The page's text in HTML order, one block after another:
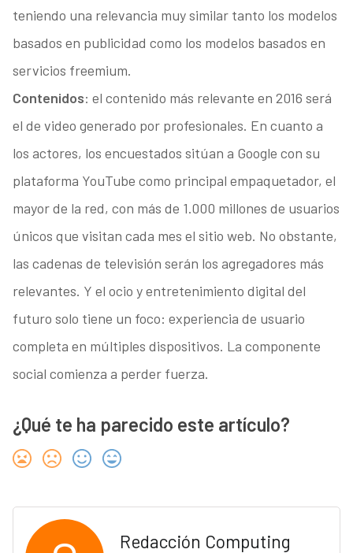
teniendo una relevancia muy similar tanto los modelos
basados en publicidad como los modelos basados en
servicios freemium.
Contenidos: el contenido más relevante en 2016 será
el de video generado por profesionales. En cuanto a
los actores, los encuestados sitúan a Google con su
plataforma YouTube como principal empaquetador, el
mayor de la red, con más de 1.000 millones de usuarios
únicos que visitan cada mes el sitio web. No obstante,
las cadenas de televisión serán los agregadores más
relevantes. Y el ocio y entretenimiento digital del
futuro solo tiene un foco: experiencia de usuario
completa en múltiples dispositivos. La componente
social comienza a perder fuerza.
¿Qué te ha parecido este artículo?
Redacción Computing